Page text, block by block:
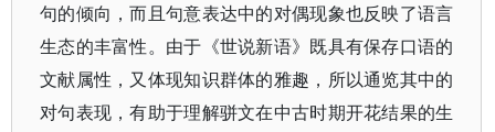
句的倾向，而且句意表达中的对偶现象也反映了语言
生态的丰富性。由于《世说新语》既具有保存口语的
文献属性，又体现知识群体的雅趣，所以通览其中的
对句表现，有助于理解骈文在中古时期开花结果的生